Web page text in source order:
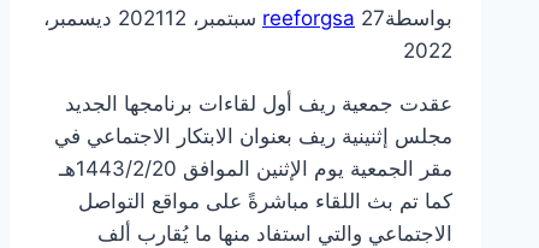
بواسطة reeforgsa 27 سبتمبر، 2021
12 ديسمبر،
2022
عقدت جمعية ريف أول لقاءات برنامجها الجديد
مجلس إثنينية ريف بعنوان الابتكار الاجتماعي في
مقر الجمعية يوم الإثنين الموافق 1443/2/20هـ
كما تم بث اللقاء مباشرةً على مواقع التواصل
الاجتماعي والتي استفاد منها ما يُقارب ألف